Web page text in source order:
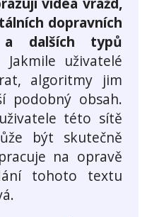
dopravních
dalších typů
Jakmile uživatelé
algoritmy jim
podobný obsah.
této sítě
být skutečně
na opravě
tohoto textu